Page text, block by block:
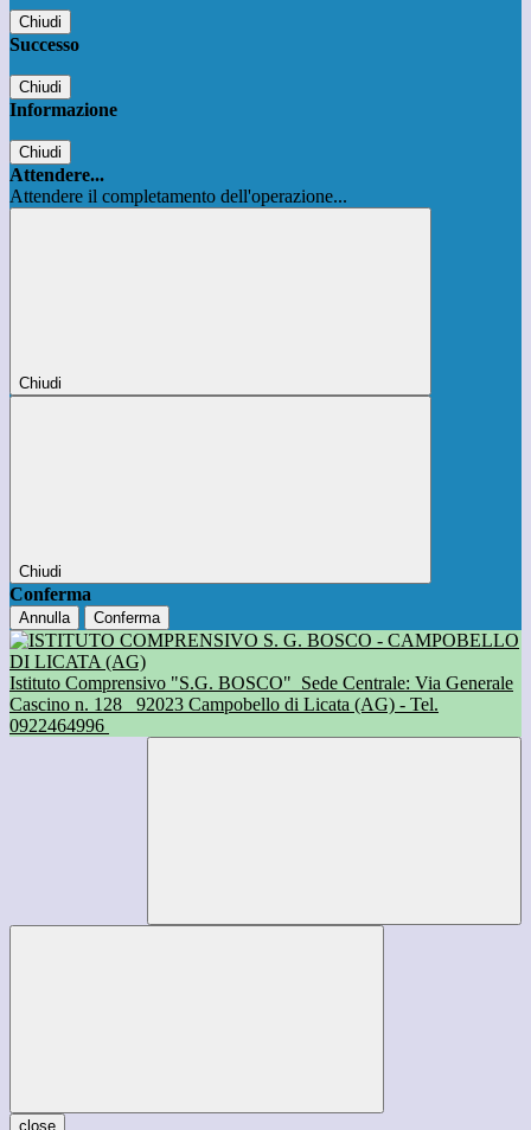
Chiudi
Successo
Chiudi
Informazione
Chiudi
Attendere...
Attendere il completamento dell'operazione...
Chiudi
Chiudi
Conferma
Annulla Conferma
Istituto Comprensivo "S.G. BOSCO" Sede Centrale: Via Generale
Cascino n. 128
92023 Campobello di Licata (AG) - Tel.
0922464996
close